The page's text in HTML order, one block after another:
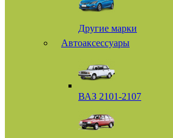
Другие марки
Автоаксессуары
ВАЗ 2101-2107